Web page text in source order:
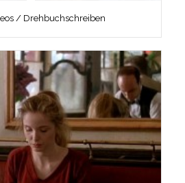
/ Drehbuchschreiben